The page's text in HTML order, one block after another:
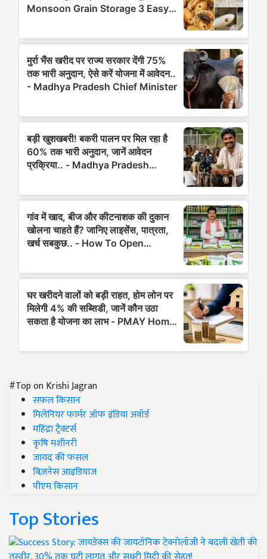
#Top on Krishi Jagran
सफल किसान
मिलेनियर फार्मर ऑफ इंडिया अवॉर्ड
महिंद्रा ट्रैक्टर्स
कृषि मशीनरी
जायद की फसल
बिज़नेस आइडियाज
पीएम किसान
Top Stories